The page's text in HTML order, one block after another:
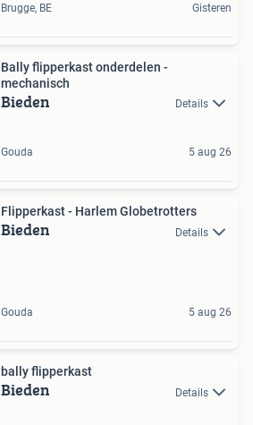
Brugge, BE Gisteren
Bally flipperkast onderdelen -
mechanisch
Bieden Details
Gouda 5 aug 26
Flipperkast - Harlem Globetrotters
Bieden Details
Gouda 5 aug 26
bally flipperkast
Bieden Details